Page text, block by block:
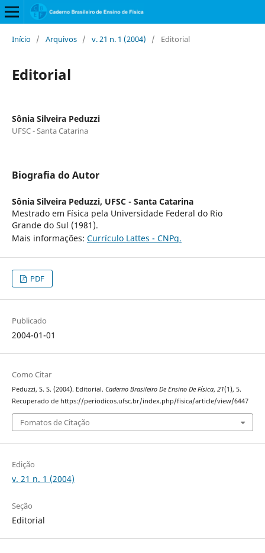
Início / Arquivos / v. 21 n. 1 (2004) / Editorial
Editorial
Sônia Silveira Peduzzi
UFSC - Santa Catarina
Biografia do Autor
Sônia Silveira Peduzzi, UFSC - Santa Catarina
Mestrado em Física pela Universidade Federal do Rio
Grande do Sul (1981).
Mais informações: Currículo Lattes - CNPq.
PDF
Publicado
2004-01-01
Como Citar
Peduzzi, S. S. (2004). Editorial. Caderno Brasileiro De Ensino De Física, 21(1), 5.
Recuperado de https://periodicos.ufsc.br/index.php/fisica/article/view/6447
Fomatos de Citação
Edição
v. 21 n. 1 (2004)
Seção
Editorial